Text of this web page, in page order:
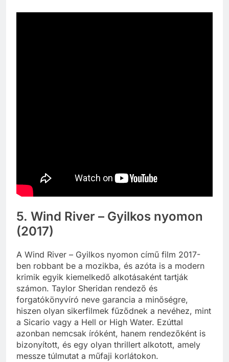
5. Wind River – Gyilkos nyomon
(2017)
A Wind River – Gyilkos nyomon című film 2017-
ben robbant be a mozikba, és azóta is a modern
krimik egyik kiemelkedő alkotásaként tartják
számon. Taylor Sheridan rendező és
forgatókönyvíró neve garancia a minőségre,
hiszen olyan sikerfilmek fűződnek a nevéhez, mint
a Sicario vagy a Hell or High Water. Ezúttal
azonban nemcsak íróként, hanem rendezőként is
bizonyított, és egy olyan thrillert alkotott, amely
messze túlmutat a műfaji korlátokon.